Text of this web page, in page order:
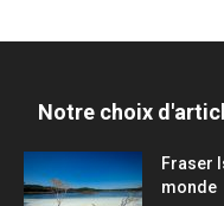
Notre choix
Fraser
monde